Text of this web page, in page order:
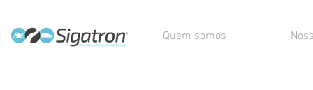
Quem somos